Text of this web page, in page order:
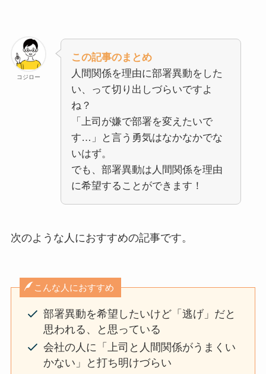
コジロー
この記事のまとめ
人間関係を理由に部署異動をした
い、って切り出しづらいですよ
ね？
「上司が嫌で部署を変えたいで
す…」と言う勇気はなかなかでな
いはず。
でも、部署異動は人間関係を理由
に希望することができます！
次のような人におすすめの記事です。
こんな人におすすめ
部署異動を希望したいけど「逃げ」だと
思われる、と思っている
会社の人に「上司と人間関係がうまくい
かない」と打ち明けづらい